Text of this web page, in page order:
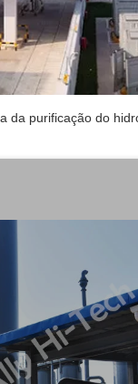
da purificação do